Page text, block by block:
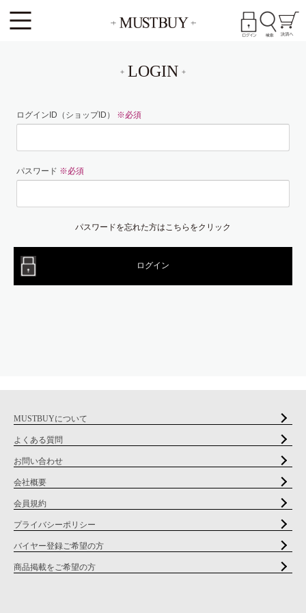
LOGIN
ログインID（ショップID） ※必須
パスワード ※必須
パスワードを忘れた方はこちらをクリック
MUSTBUYについて
よくある質問
お問い合わせ
会社概要
会員規約
プライバシーポリシー
バイヤー登録ご希望の方
商品掲載をご希望の方